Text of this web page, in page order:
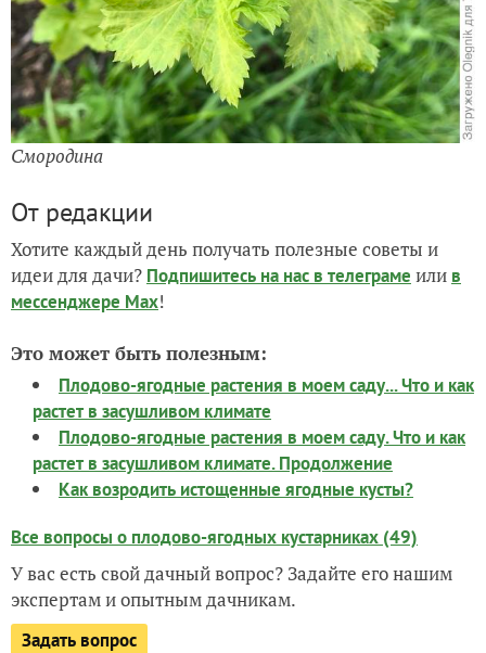
Смородина
От редакции
Хотите каждый день получать полезные советы и
идеи для дачи? Подпишитесь на нас в телеграме или в
мессенджере Max!
Это может быть полезным:
Плодово-ягодные растения в моем саду... Что и как
растет в засушливом климате
Плодово-ягодные растения в моем саду. Что и как
растет в засушливом климате. Продолжение
Как возродить истощенные ягодные кусты?
Все вопросы о плодово-ягодных кустарниках (49)
У вас есть свой дачный вопрос? Задайте его нашим
экспертам и опытным дачникам.
Задать вопрос